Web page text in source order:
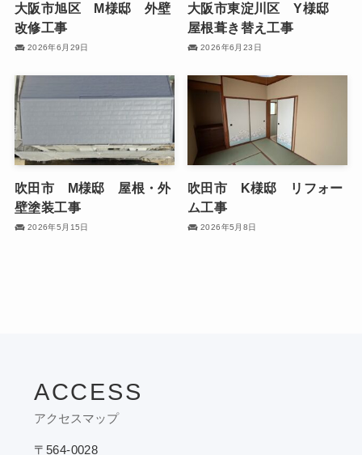
大阪市旭区 M様邸 外壁
改修工事
2026年6月29日
大阪市東淀川区 Y様邸
屋根葺き替え工事
2026年6月23日
吹田市 M様邸 屋根・外
壁塗装工事
2026年5月15日
吹田市 K様邸 リフォー
ム工事
2026年5月8日
ACCESS
アクセスマップ
〒564-0028